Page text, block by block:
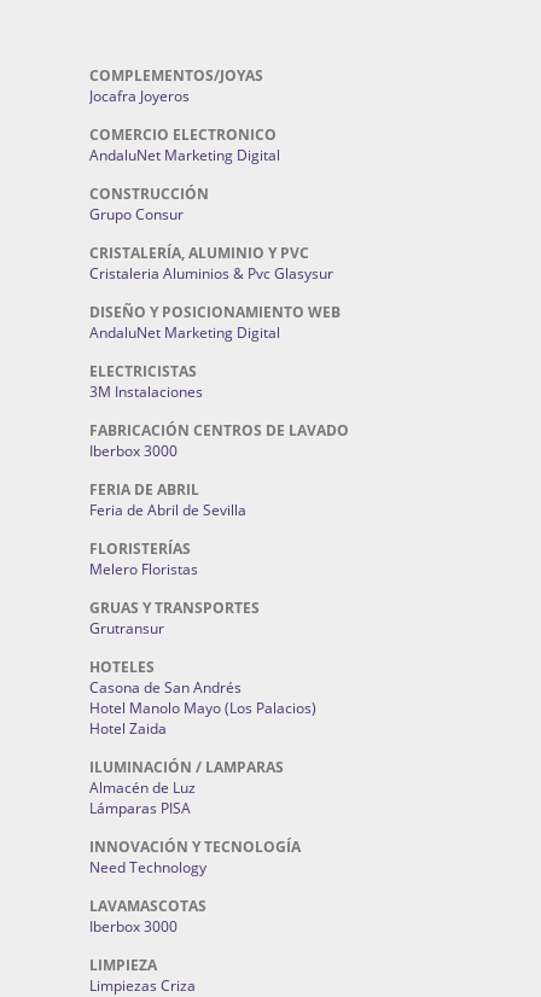
COMPLEMENTOS/JOYAS
Jocafra Joyeros
COMERCIO ELECTRONICO
AndaluNet Marketing Digital
CONSTRUCCIÓN
Grupo Consur
CRISTALERÍA, ALUMINIO Y PVC
Cristaleria Aluminios & Pvc Glasysur
DISEÑO Y POSICIONAMIENTO WEB
AndaluNet Marketing Digital
ELECTRICISTAS
3M Instalaciones
FABRICACIÓN CENTROS DE LAVADO
Iberbox 3000
FERIA DE ABRIL
Feria de Abril de Sevilla
FLORISTERÍAS
Melero Floristas
GRUAS Y TRANSPORTES
Grutransur
HOTELES
Casona de San Andrés
Hotel Manolo Mayo (Los Palacios)
Hotel Zaida
ILUMINACIÓN / LAMPARAS
Almacén de Luz
Lámparas PISA
INNOVACIÓN Y TECNOLOGÍA
Need Technology
LAVAMASCOTAS
Iberbox 3000
LIMPIEZA
Limpiezas Criza